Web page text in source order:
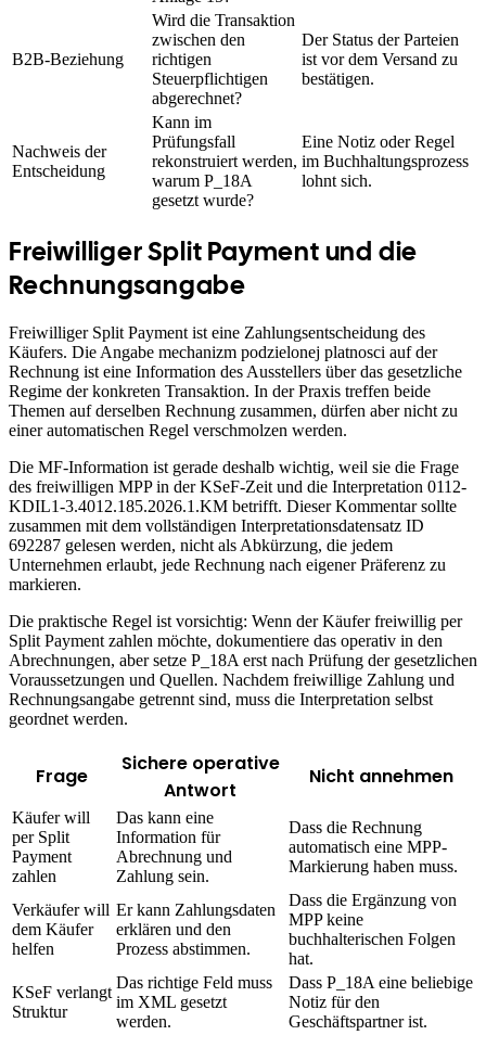
B2B-Beziehung
Wird die Transaktion
zwischen den
richtigen
Steuerpflichtigen
abgerechnet?
Der Status der Parteien
ist vor dem Versand zu
bestätigen.
Nachweis der
Entscheidung
Kann im
Prüfungsfall
rekonstruiert werden,
warum P_18A
gesetzt wurde?
Eine Notiz oder Regel
im Buchhaltungsprozess
lohnt sich.
Freiwilliger Split Payment und die
Rechnungsangabe
Freiwilliger Split Payment ist eine Zahlungsentscheidung des
Käufers. Die Angabe mechanizm podzielonej platnosci auf der
Rechnung ist eine Information des Ausstellers über das gesetzliche
Regime der konkreten Transaktion. In der Praxis treffen beide
Themen auf derselben Rechnung zusammen, dürfen aber nicht zu
einer automatischen Regel verschmolzen werden.
Die MF-Information ist gerade deshalb wichtig, weil sie die Frage
des freiwilligen MPP in der KSeF-Zeit und die Interpretation 0112-
KDIL1-3.4012.185.2026.1.KM betrifft. Dieser Kommentar sollte
zusammen mit dem vollständigen Interpretationsdatensatz ID
692287 gelesen werden, nicht als Abkürzung, die jedem
Unternehmen erlaubt, jede Rechnung nach eigener Präferenz zu
markieren.
Die praktische Regel ist vorsichtig: Wenn der Käufer freiwillig per
Split Payment zahlen möchte, dokumentiere das operativ in den
Abrechnungen, aber setze P_18A erst nach Prüfung der gesetzlichen
Voraussetzungen und Quellen. Nachdem freiwillige Zahlung und
Rechnungsangabe getrennt sind, muss die Interpretation selbst
geordnet werden.
Frage
Sichere operative
Antwort
Nicht annehmen
Käufer will
per Split
Payment
zahlen
Das kann eine
Information für
Abrechnung und
Zahlung sein.
Dass die Rechnung
automatisch eine MPP-
Markierung haben muss.
Verkäufer will
dem Käufer
helfen
Er kann Zahlungsdaten
erklären und den
Prozess abstimmen.
Dass die Ergänzung von
MPP keine
buchhalterischen Folgen
hat.
KSeF verlangt
Struktur
Das richtige Feld muss
im XML gesetzt
werden.
Dass P_18A eine beliebige
Notiz für den
Geschäftspartner ist.